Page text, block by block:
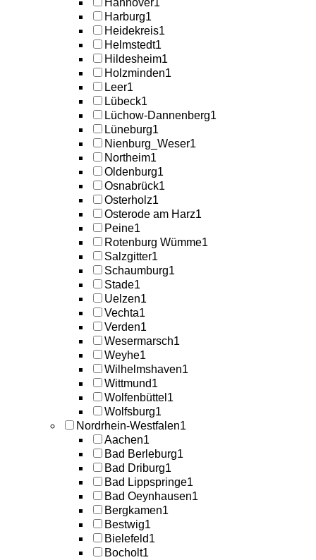
Hannover1
Harburg1
Heidekreis1
Helmstedt1
Hildesheim1
Holzminden1
Leer1
Lübeck1
Lüchow-Dannenberg1
Lüneburg1
Nienburg_Weser1
Northeim1
Oldenburg1
Osnabrück1
Osterholz1
Osterode am Harz1
Peine1
Rotenburg Wümme1
Salzgitter1
Schaumburg1
Stade1
Uelzen1
Vechta1
Verden1
Wesermarsch1
Weyhe1
Wilhelmshaven1
Wittmund1
Wolfenbüttel 1
Wolfsburg1
Nordrhein-Westfalen1
Aachen1
Bad Berleburg1
Bad Driburg1
Bad Lippspringe1
Bad Oeynhausen1
Bergkamen1
Bestwig1
Bielefeld1
Bocholt1